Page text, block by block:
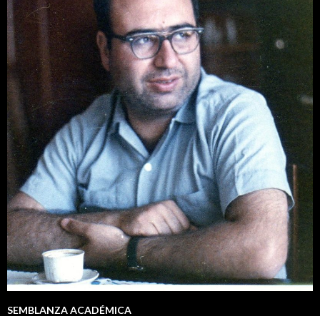
SEMBLANZA ACADÉMICA